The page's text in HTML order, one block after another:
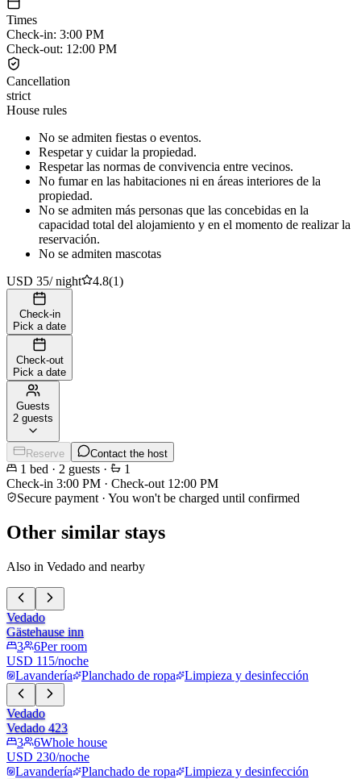
Times
Check-in: 3:00 PM
Check-out: 12:00 PM
Cancellation
strict
House rules
No se admiten fiestas o eventos.
Respetar y cuidar la propiedad.
Respetar las normas de convivencia entre vecinos.
No fumar en las habitaciones ni en áreas interiores de la
propiedad.
No se admiten más personas que las concebidas en la
capacidad total del alojamiento y en el momento de realizar la
reservación.
No se admiten mascotas
USD 35/night 4.8(1)
Check-in
Pick a date
Check-out
Pick a date
Guests
2 guests
Reserve Contact the host
1 bed · 2 guests ·
1
Check-in 3:00 PM · Check-out 12:00 PM
Secure payment · You won't be charged until confirmed
Other similar stays
Also in Vedado and nearby
Vedado
Gästehause inn
3
6Per room
USD 115/noche
Lavandería
Planchado de ropa Limpieza y desinfección
Vedado
Vedado 423
3
6Whole house
USD 230/noche
Lavandería
Planchado de ropa Limpieza y desinfección